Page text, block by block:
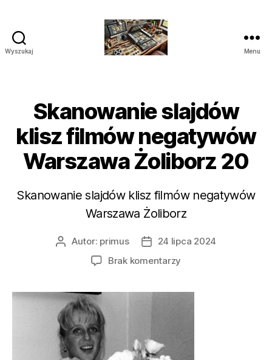
Wyszukaj
Archiwizacji
Polska
Menu
Skanowanie slajdów
klisz filmów negatywów
Warszawa Żoliborz 20
Skanowanie slajdów klisz filmów negatywów
Warszawa Żoliborz
AutorAutor: primus
Data
wpisu
24 lipca 2024
Brak komentarzy